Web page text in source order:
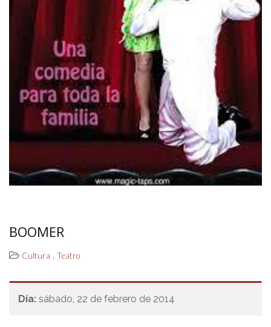
BOOMER
Cultura , Teatro
Día: sábado, 22 de febrero de 2014